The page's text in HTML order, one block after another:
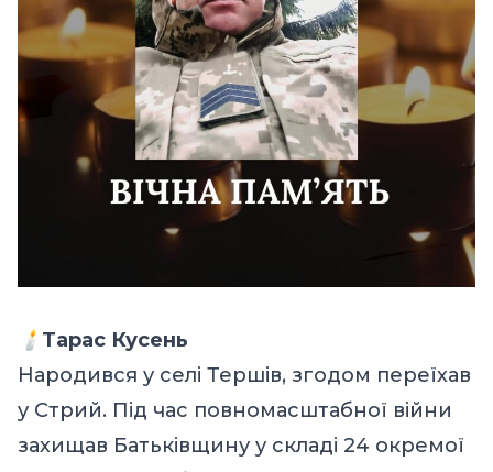
🕯️ Тарас Кусень
Народився у селі Тершів, згодом переїхав
у Стрий. Під час повномасштабної війни
захищав Батьківщину у складі 24 окремої